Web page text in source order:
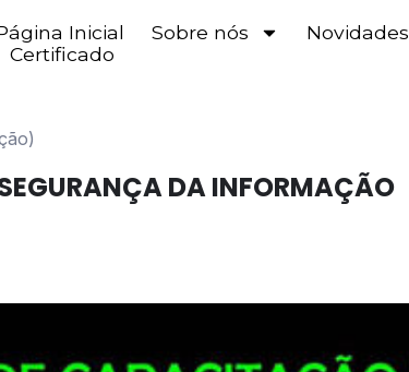
Inicial Sobre nós
Novidades
Certificado
DA INFORMAÇÃO